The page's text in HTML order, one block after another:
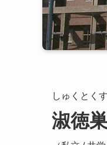
しゅくとく
淑徳